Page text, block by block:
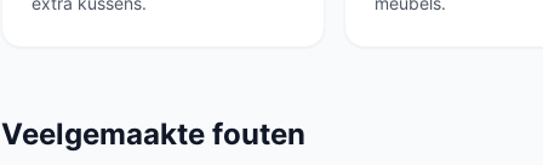
Veelgemaakte fouten